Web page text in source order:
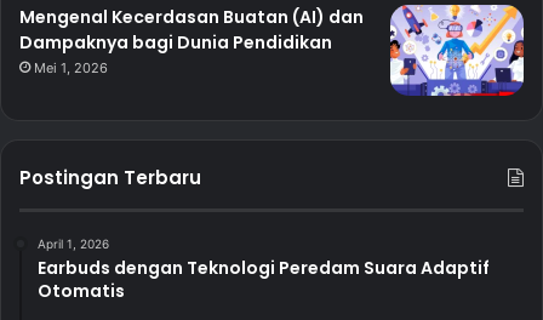
Mengenal Kecerdasan Buatan (AI) dan
Dampaknya bagi Dunia Pendidikan
Mei 1, 2026
Postingan Terbaru
April 1, 2026
Earbuds dengan Teknologi Peredam Suara Adaptif
Otomatis